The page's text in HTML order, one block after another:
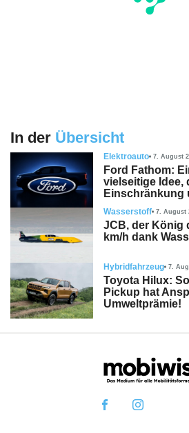
In der Übersicht
Elektroauto 7. August
Ford Fathom:
vielseitige Idee,
Einschränkung
Wasserstoff 7. August
JCB, der König
km/h dank
Hybridfahrzeug 7.
Toyota Hilux:
Pickup hat
Umweltprämie!